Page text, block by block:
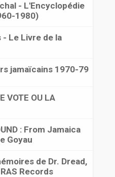
- L'Encyclopédie
1980)
- Le Livre de la
jamaïcains 1970-79
VOTE OU LA
: From Jamaica
Goyau
de Dr. Dread,
Records